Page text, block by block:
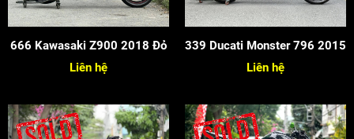
666 Kawasaki Z900 2018 Đỏ
Liên hệ
339 Ducati Monster 796 2015
Liên hệ